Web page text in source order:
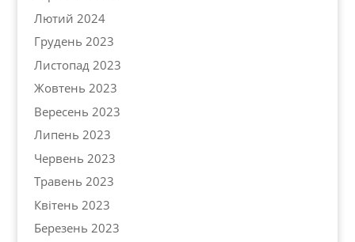
Лютий 2024
Грудень 2023
Листопад 2023
Жовтень 2023
Вересень 2023
Липень 2023
Червень 2023
Травень 2023
Квітень 2023
Березень 2023